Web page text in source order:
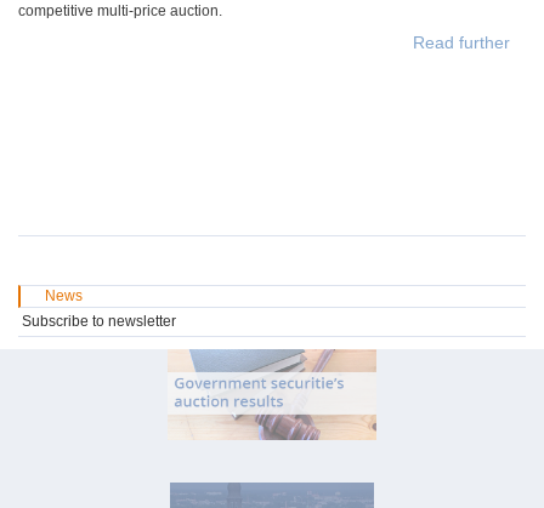
competitive multi-price auction.
Read further
News
Subscribe to newsletter